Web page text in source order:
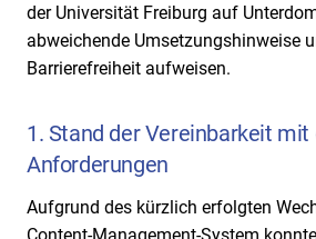
der Universität Freiburg auf
abweichende Umsetzungshinweise
Barrierefreiheit aufweisen.
1. Stand der Vereinbarkeit mit
Anforderungen
Aufgrund des kürzlich erfolgten